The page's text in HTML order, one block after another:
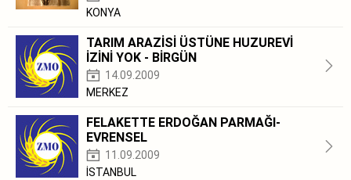
KONYA
TARIM ARAZİSİ ÜSTÜNE HUZUREVİ
İZİNİ YOK - BİRGÜN
14.09.2009
MERKEZ
FELAKETTE ERDOĞAN PARMAĞI-
EVRENSEL
11.09.2009
İSTANBUL